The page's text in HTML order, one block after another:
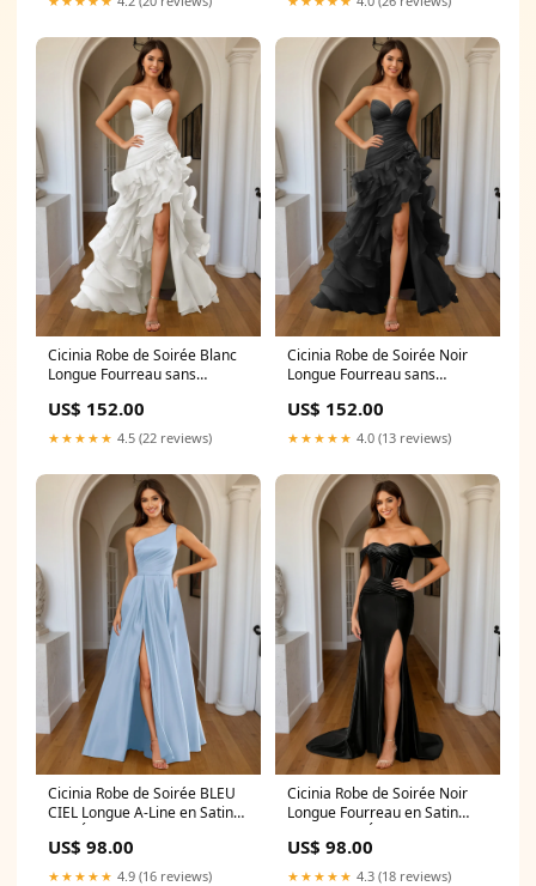
Cicinia Robe de Soirée Blanc
Longue Fourreau sans
Volants Couleur:BLANC
US$ 152.00
★★★★★ 4.5 (22 reviews)
Cicinia Robe de Soirée Noir
Longue Fourreau sans
Volants Couleur:NOIR
US$ 152.00
★★★★★ 4.0 (13 reviews)
Cicinia Robe de Soirée BLEU
CIEL Longue A-Line en Satin
Une Épaule Fente Longueur
Sol Veste
US$ 98.00
★★★★★ 4.9 (16 reviews)
Cicinia Robe de Soirée Noir
Longue Fourreau en Satin
Doux Fente Épaules
Dénudées avec Traîne
Balayée Couleur:NOIR
US$ 98.00
★★★★★ 4.3 (18 reviews)